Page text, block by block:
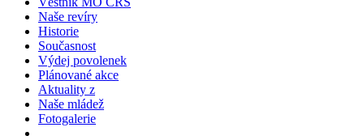
Naše revíry
Historie
Současnost
Výdej povolenek
Plánované akce
Aktuality z
Naše mládež
Fotogalerie